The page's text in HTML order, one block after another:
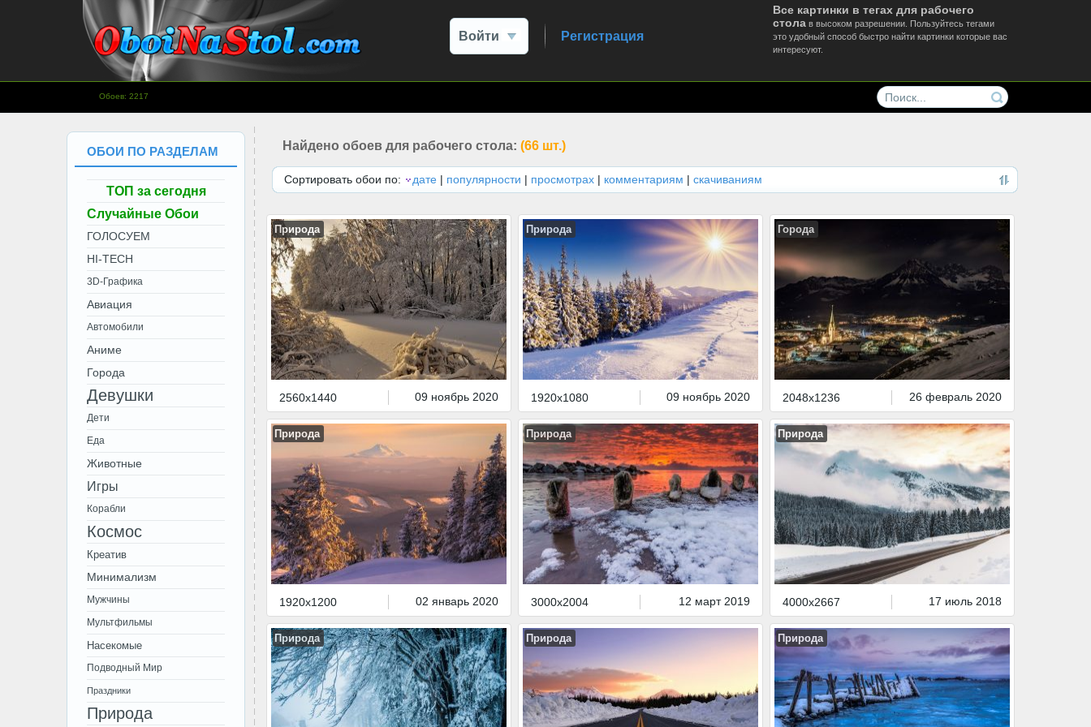
Все картинки в тегах для рабочего
стола в высоком разрешении. Пользуйтесь тегами
это удобный способ быстро найти картинки которые вас
интересуют.
www.OboiNaStol.com - Обои на
Войти Регистрация
Обоев: 2217
Найдено обоев для рабочего стола: (66 шт.)
Сортировать обои по: дате | популярности | просмотрах | комментариям | скачиваниям
Природа
2560x1440 09 ноябрь 2020
Природа
1920x1080 09 ноябрь 2020
Города
2048x1236 26 февраль 2020
Природа
1920x1200 02 январь 2020
Природа
3000x2004 12 март 2019
Природа
4000x2667 17 июль 2018
Природа Природа Природа
ОБОИ ПО РАЗДЕЛАМ
ТОП за сегодня
Случайные Обои
ГОЛОСУЕМ
HI-TECH
3D-Графика
Авиация
Автомобили
Аниме
Города
Девушки
Дети
Еда
Животные
Игры
Корабли
Космос
Креатив
Минимализм
Мужчины
Мультфильмы
Насекомые
Подводный Мир
Праздники
Природа